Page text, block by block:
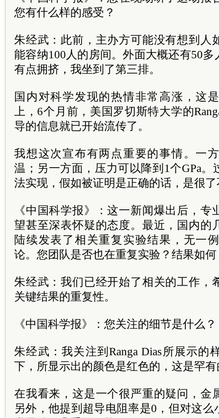
您有什么样的感受？
朱经武：此前，主办方可能没有想到人
能容纳100人的房间。外面大概还有50
有点拥挤，我坐到了第三排。
国内对科学发现的热情非常高涨，这
上，6个月前，美国罗切斯特大学的
导的信息就已开始流传了。
我想这次宣布有两点重要的事情。一
温；另一方面，压力可以降到1个GPa
法实现，假如被证明是正确的话，是很
《中国科学报》：这一新闻爆出后，
望甚至深表怀疑的态度。最近，国内的
陆续发表了相关重复实验结果，无一
论。您团队是否也在重复实验？结果如何
朱经武：我们已经开始了相关的工作，
关键结果的重复性。
《中国科学报》：您关注的细节是什么？
朱经武：我关注到Ranga Dias所展示的
下，所显示出的颜色是红色的，这是罕
在我看来，这是一个很严重的疑问，金
另外，他提到超导电阻率是0，但对这